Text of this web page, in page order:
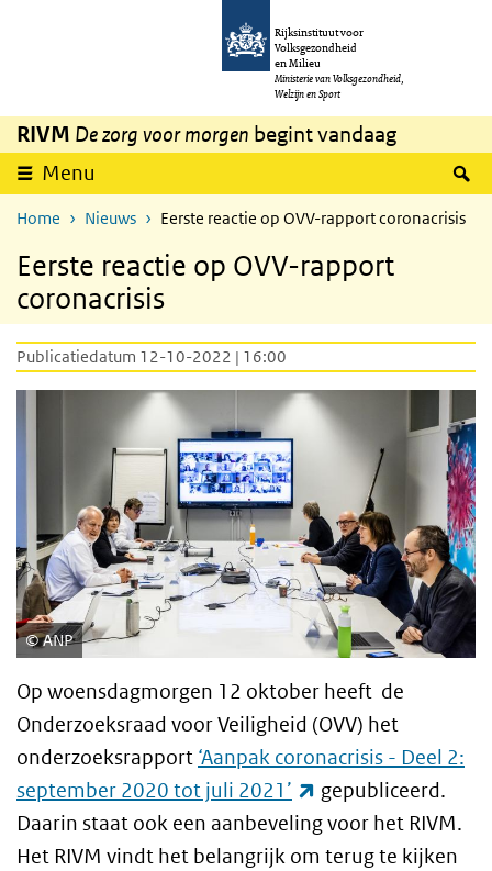
Overslaan en naar de inhoud gaan
Rijksinstituut voor
Volksgezondheid
en Milieu
Ministerie van Volksgezondheid,
Welzijn en Sport
RIVM De zorg voor morgen begint vandaag
Menu
Home Nieuws Eerste reactie op OVV-rapport coronacrisis
Eerste reactie op OVV-rapport
coronacrisis
Publicatiedatum 12-10-2022 | 16:00
ANP
Op woensdagmorgen 12 oktober heeft de
Onderzoeksraad voor Veiligheid (OVV) het
onderzoeksrapport ‘Aanpak coronacrisis - Deel 2:
september 2020 tot juli 2021’
(externe link)
gepubliceerd.
Daarin staat ook een aanbeveling voor het RIVM.
Het RIVM vindt het belangrijk om terug te kijken